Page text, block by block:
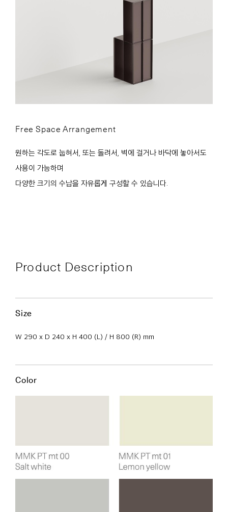
Free Space Arrangement
원하는 각도로 눕혀서, 또는 돌려서, 벽에 걸거나 바닥에 놓아서도
사용이 가능하며
다양한 크기의 수납을 자유롭게 구성할 수 있습니다.
Product Description
Size
W 290 x D 240 x H 400 (L) / H 800 (R) mm
Color